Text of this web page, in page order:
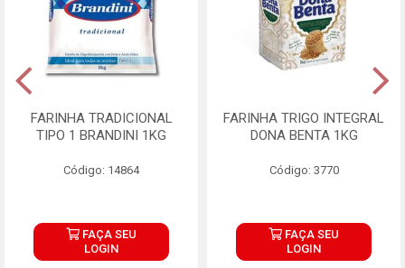
FARINHA TRADICIONAL
TIPO 1 BRANDINI 1KG
Código: 14864
FAÇA SEU
LOGIN
FARINHA TRIGO INTEGRAL
DONA BENTA 1KG
Código: 3770
FAÇA SEU
LOGIN